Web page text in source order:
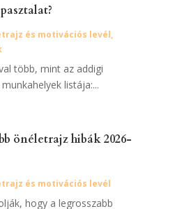
és motivációs levél
több, mint az addigi
hogy a legrosszabb